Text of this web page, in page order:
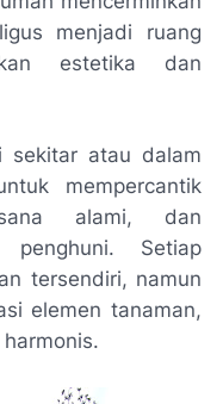
menjadi ruang
estetika dan
sekitar atau dalam
mempercantik
alami, dan
penghuni. Setiap
tersendiri, namun
elemen tanaman,